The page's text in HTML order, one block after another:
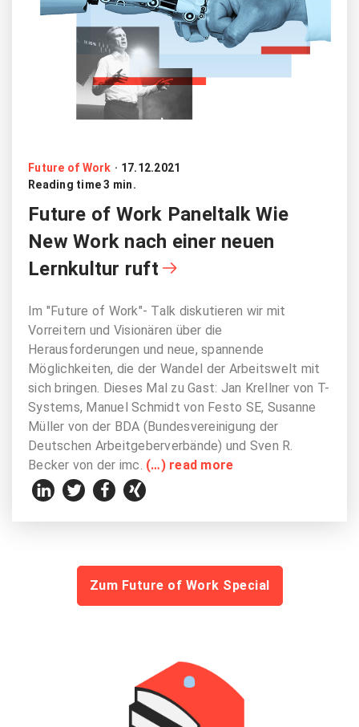
Future of Work · 17.12.2021
Reading time 3 min.
Future of Work Paneltalk Wie
New Work nach einer neuen
Lernkultur ruft
Im "Future of Work"- Talk diskutieren wir mit
Vorreitern und Visionären über die
Herausforderungen und neue, spannende
Möglichkeiten, die der Wandel der Arbeitswelt mit
sich bringen. Dieses Mal zu Gast: Jan Krellner von T-
Systems, Manuel Schmidt von Festo SE, Susanne
Müller von der BDA (Bundesvereinigung der
Deutschen Arbeitgeberverbände) und Sven R.
Becker von der imc. (…) read more
Zum Future of Work Special